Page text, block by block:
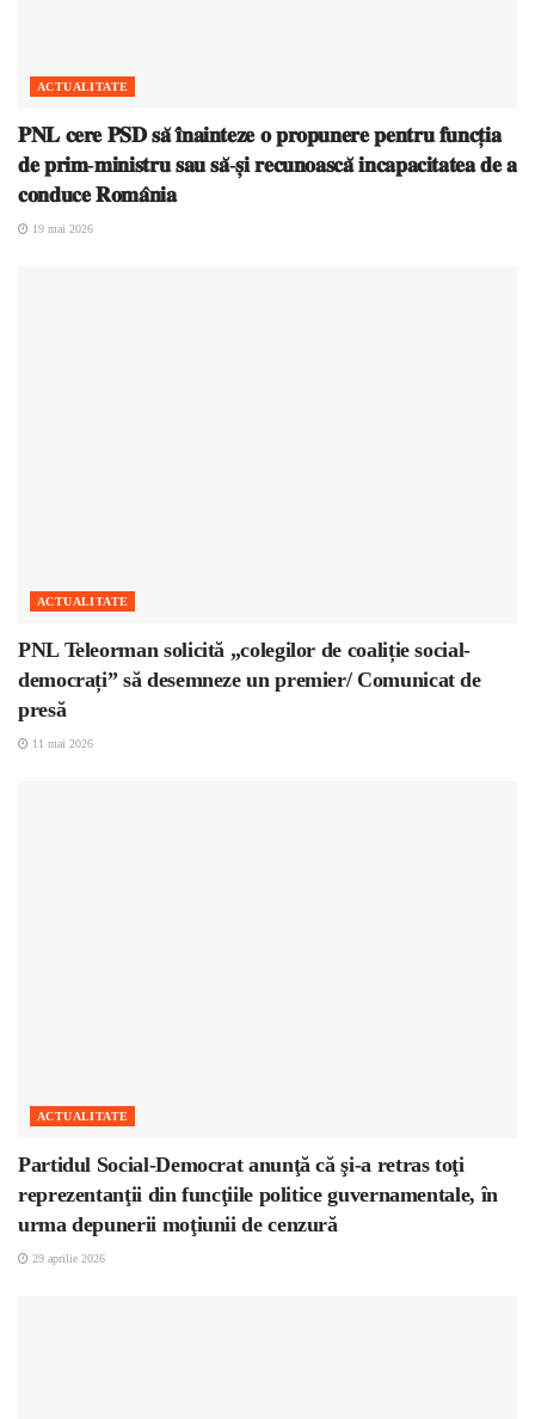
ACTUALITATE
𝐏𝐍𝐋 𝐜𝐞𝐫𝐞 𝐏𝐒𝐃 𝐬𝐚̆ 𝐢̂𝐧𝐚𝐢𝐧𝐭𝐞𝐳𝐞 𝐨 𝐩𝐫𝐨𝐩𝐮𝐧𝐞𝐫𝐞 𝐩𝐞𝐧𝐭𝐫𝐮 𝐟𝐮𝐧𝐜𝐭̦𝐢𝐚
𝐝𝐞 𝐩𝐫𝐢𝐦-𝐦𝐢𝐧𝐢𝐬𝐭𝐫𝐮 𝐬𝐚𝐮 𝐬𝐚̆-𝐬̦𝐢 𝐫𝐞𝐜𝐮𝐧𝐨𝐚𝐬𝐜𝐚̆ 𝐢𝐧𝐜𝐚𝐩𝐚𝐜𝐢𝐭𝐚𝐭𝐞𝐚 𝐝𝐞 𝐚
𝐜𝐨𝐧𝐝𝐮𝐜𝐞 𝐑𝐨𝐦𝐚̂𝐧𝐢𝐚
19 mai 2026
ACTUALITATE
PNL Teleorman solicită „colegilor de coaliție social-
democrați” să desemneze un premier/ Comunicat de
presă
11 mai 2026
ACTUALITATE
Partidul Social-Democrat anunţă că şi-a retras toţi
reprezentanţii din funcţiile politice guvernamentale, în
urma depunerii moţiunii de cenzură
29 aprilie 2026